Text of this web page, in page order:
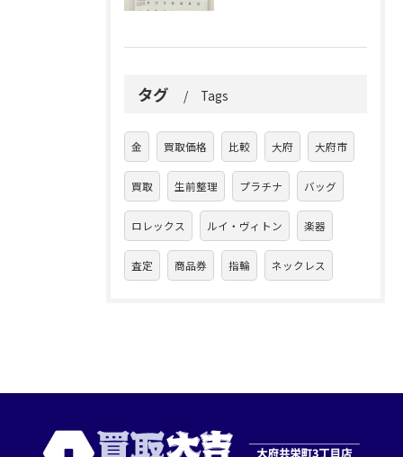
タグ Tags
金 買取価格 比較 大府 大府市
買取 生前整理 プラチナ バッグ
ロレックス ルイ・ヴィトン 楽器
査定 商品券 指輪 ネックレス